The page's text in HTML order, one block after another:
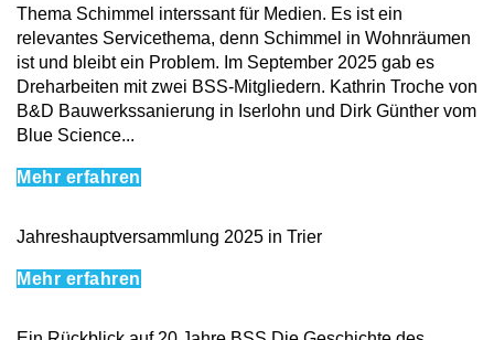
Thema Schimmel interssant für Medien. Es ist ein
relevantes Servicethema, denn Schimmel in Wohnräumen
ist und bleibt ein Problem. Im September 2025 gab es
Dreharbeiten mit zwei BSS-Mitgliedern. Kathrin Troche von
B&D Bauwerkssanierung in Iserlohn und Dirk Günther vom
Blue Science...
Mehr erfahren
Jahreshauptversammlung 2025 in Trier
Mehr erfahren